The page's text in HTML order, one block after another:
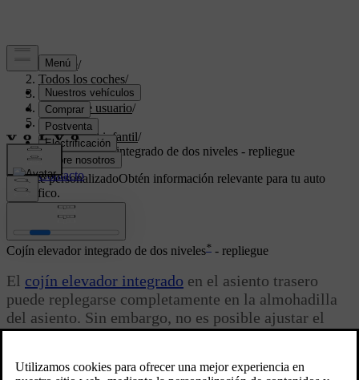
Soporte/
Todos los coches/
V70 2016 /
Manual de usuario/
Seguridad/
Seguridad infantil/
Cojín elevador integrado de dos niveles - repliegue
Soporte personalizadoObtén información relevante para tu auto
específico.
Iniciar sesión
Actualizado 08/06/2023
Cojín elevador integrado de dos niveles* - repliegue
El cojín elevador integrado en el asiento trasero
puede replegarse completamente en la almohadilla
del asiento. Sin embargo, no es posible ajustar el
cojín del paso superior al paso inferior.